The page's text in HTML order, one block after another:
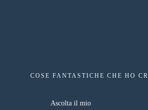
COSE FANTASTICHE CHE HO
Ascolta il mio